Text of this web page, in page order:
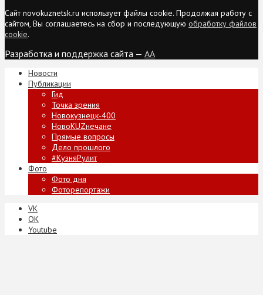
Сайт novokuznetsk.ru использует файлы cookie. Продолжая работу с
сайтом, Вы соглашаетесь на сбор и последующую обработку файлов
cookie.
Разработка и поддержка сайта — AA
Новости
Публикации
Гид
Точка зрения
Новокузнецк-400
НовоKUZнечане
Прямые вопросы
Дело прошлого
#КузняРулит
Фото
Фото дня
Фоторепортажи
VK
ОК
Youtube